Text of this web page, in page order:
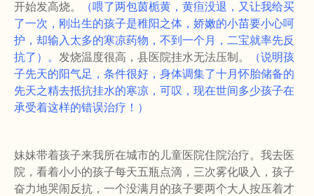
开始发高烧。
（喂了两包茵栀黄，黄疸没退，又让我给买
了一次，刚出生的孩子是稚阳之体，娇嫩的小苗要小心呵
护，却输入太多的寒凉药物，不到一个月，二宝就率先反
抗了）。 发烧温度很高，县医院挂水无法压制。
（说明孩
子先天的阳气足，条件很好，身体调集了十月怀胎储备的
先天之精去抵抗挂水的寒凉，可叹，现在世间多少孩子在
承受着这样的错误治疗！）
妹妹带着孩子来我所在城市的儿童医院住院治疗。我去医
院，看着小小的孩子每天五瓶点滴，三次雾化吸入，孩子
奋力地哭闹反抗，一个没满月的孩子要两个大人按压着才